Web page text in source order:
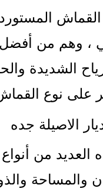
، وهم من
الشديدة
على نوع
الاصيلة جده
العديد من
والمساحة